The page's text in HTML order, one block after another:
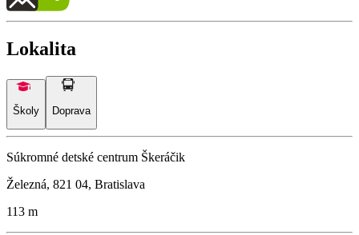
Lokalita
Školy Doprava
Súkromné detské centrum Škeráčik
Železná, 821 04, Bratislava
113 m